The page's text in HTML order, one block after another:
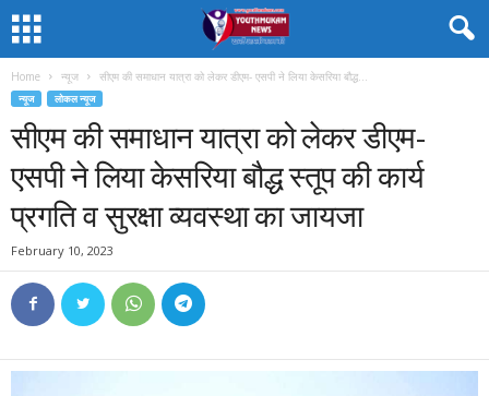
Home न्यूज सीएम की समाधान यात्रा को लेकर डीएम- एसपी ने लिया केसरिया बौद्ध...
न्यूज लोकल न्यूज
सीएम की समाधान यात्रा को लेकर डीएम-
एसपी ने लिया केसरिया बौद्ध स्तूप की कार्य
प्रगति व सुरक्षा व्यवस्था का जायजा
February 10, 2023